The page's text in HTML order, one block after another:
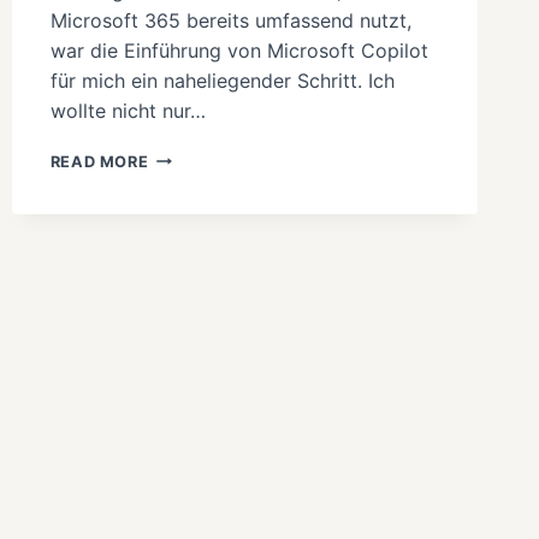
Microsoft 365 bereits umfassend nutzt,
war die Einführung von Microsoft Copilot
für mich ein naheliegender Schritt. Ich
wollte nicht nur…
READ MORE